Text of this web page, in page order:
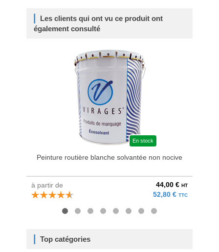
Les clients qui ont vu ce produit ont
également consulté
En stock
Peinture routière blanche solvantée non nocive
à partir de 44,00 € HT
52,80 € TTC
Top catégories